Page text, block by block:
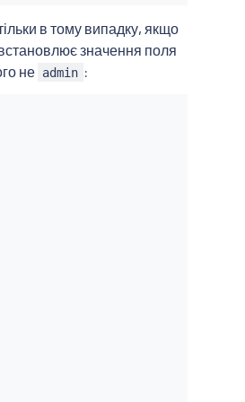
в тому випадку, якщо
значення поля
не admin :